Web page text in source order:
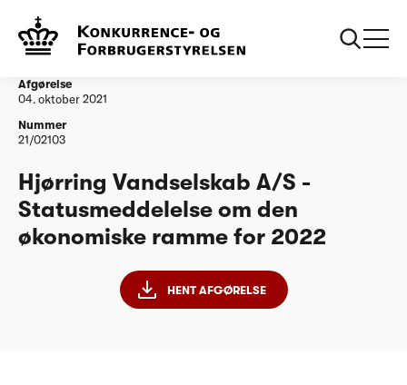
Vandtilsyn
om den økonomiske ramme for 2022
Afgørelse
04. oktober 2021
Nummer
21/02103
Hjørring Vandselskab A/S -
Statusmeddelelse om den
økonomiske ramme for 2022
HENT AFGØRELSE